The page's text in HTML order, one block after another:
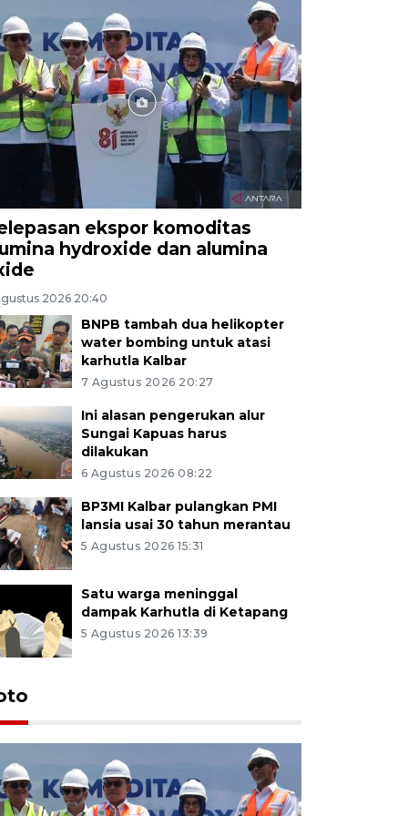
ekspor komoditas
hydroxide dan alumina
2026 20:40
BNPB tambah dua helikopter
water bombing untuk atasi
karhutla Kalbar
7 Agustus 2026 20:27
Ini alasan pengerukan alur
Sungai Kapuas harus
dilakukan
6 Agustus 2026 08:22
BP3MI Kalbar pulangkan PMI
lansia usai 30 tahun merantau
5 Agustus 2026 15:31
Satu warga meninggal
dampak Karhutla di Ketapang
5 Agustus 2026 13:39